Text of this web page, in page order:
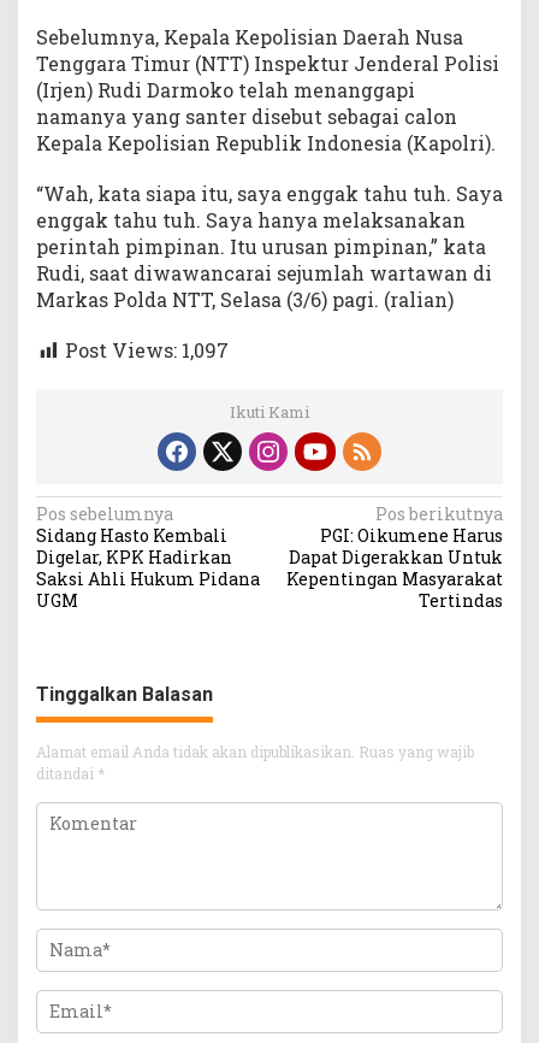
Sebelumnya, Kepala Kepolisian Daerah Nusa
Tenggara Timur (NTT) Inspektur Jenderal Polisi
(Irjen) Rudi Darmoko telah menanggapi
namanya yang santer disebut sebagai calon
Kepala Kepolisian Republik Indonesia (Kapolri).
“Wah, kata siapa itu, saya enggak tahu tuh. Saya
enggak tahu tuh. Saya hanya melaksanakan
perintah pimpinan. Itu urusan pimpinan,” kata
Rudi, saat diwawancarai sejumlah wartawan di
Markas Polda NTT, Selasa (3/6) pagi. (ralian)
Post Views: 1,097
Ikuti Kami
Navigasi
pos
Pos sebelumnya
Sidang Hasto Kembali
Digelar, KPK Hadirkan
Saksi Ahli Hukum Pidana
UGM
Pos berikutnya
PGI: Oikumene Harus
Dapat Digerakkan Untuk
Kepentingan Masyarakat
Tertindas
Tinggalkan Balasan
Alamat email Anda tidak akan dipublikasikan. Ruas yang wajib
ditandai *